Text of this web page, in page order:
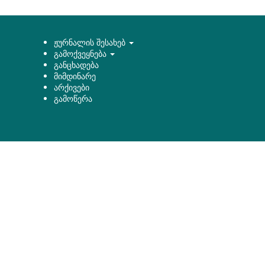
ჟურნალის შესახებ
გამოქვეყნება
განცხადება
მიმდინარე
არქივები
გამოწერა